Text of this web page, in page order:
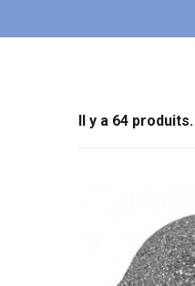
Il y a 64 produits.